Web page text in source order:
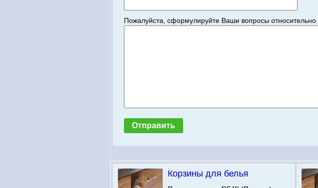
Пожалуйста, сформулируйте Ваши вопросы относительно
Корзины для белья